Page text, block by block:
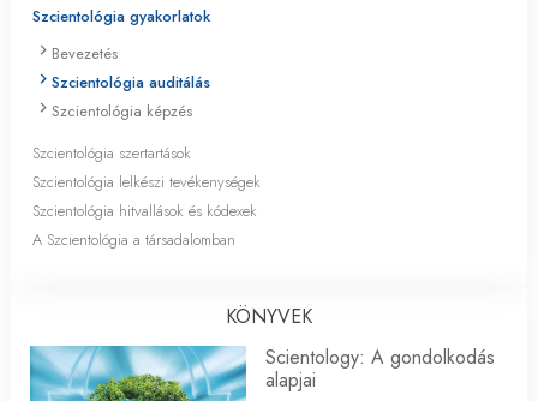
Szcientológia gyakorlatok
Bevezetés
Szcientológia auditálás
Szcientológia képzés
Szcientológia szertartások
Szcientológia lelkészi tevékenységek
Szcientológia hitvallások és kódexek
A Szcientológia a társadalomban
KÖNYVEK
Scientology: A gondolkodás
alapjai